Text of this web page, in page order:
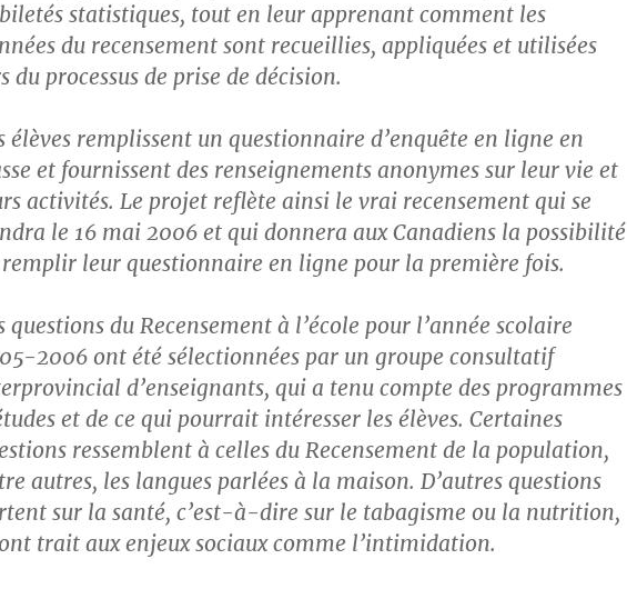
statistiques, tout en leur apprenant comment les
du recensement sont recueillies, appliquées et utilisées
du processus de prise de décision.
élèves remplissent un questionnaire d’enquête en ligne en
et fournissent des renseignements anonymes sur leur vie et
activités. Le projet reflète ainsi le vrai recensement qui se
le 16 mai 2006 et qui donnera aux Canadiens la possibilité
leur questionnaire en ligne pour la première fois.
questions du Recensement à l’école pour l’année scolaire
2006 ont été sélectionnées par un groupe consultatif
d’enseignants, qui a tenu compte des programmes
et de ce qui pourrait intéresser les élèves. Certaines
ressemblent à celles du Recensement de la population,
autres, les langues parlées à la maison. D’autres questions
sur la santé, c’est-à-dire sur le tabagisme ou la nutrition,
trait aux enjeux sociaux comme l’intimidation.